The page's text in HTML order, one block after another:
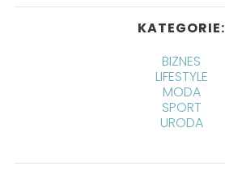
KATEGORIE:
BIZNES
LIFESTYLE
MODA
SPORT
URODA